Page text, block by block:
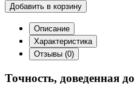
Добавить в корзину
Описание
Характеристика
Отзывы (0)
Точность, доведенная